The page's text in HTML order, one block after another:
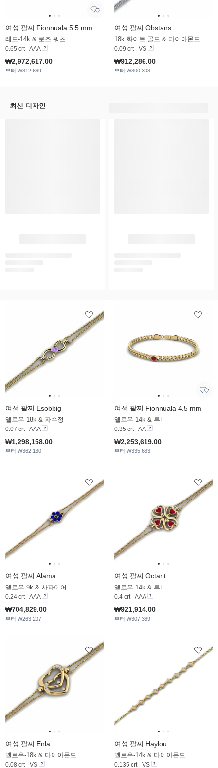
여성 팔찌 Fionnuala 5.5 mm
레드-14k & 로즈 쿼츠
0.65 crt - AAA
₩2,972,617.00
부터 ₩312,669
여성 팔찌 Obstans
18k 화이트 골드 & 다이아몬드
0.09 crt - VS
₩912,286.00
부터 ₩300,303
최신 디자인
여성 팔찌 Esobbig
옐로우-18k & 자수정
0.07 crt - AAA
₩1,298,158.00
부터 ₩362,130
여성 팔찌 Fionnuala 4.5 mm
옐로우-14k & 루비
0.35 crt - AA
₩2,253,619.00
부터 ₩335,633
여성 팔찌 Alama
옐로우-9k & 사파이어
0.24 crt - AAA
₩704,829.00
부터 ₩263,207
여성 팔찌 Octant
옐로우-14k & 루비
0.4 crt - AAA
₩921,914.00
부터 ₩307,369
여성 팔찌 Enla
옐로우-18k & 다이아몬드
0.08 crt - VS
여성 팔찌 Haylou
옐로우-14k & 다이아몬드
0.135 crt - VS